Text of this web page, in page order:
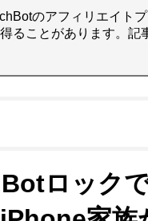
のアフィリエイトプ
ることがあります。記
ロック